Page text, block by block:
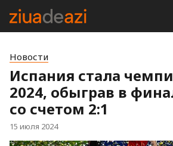
Новости
Испания стала
2024, обыграв в
со счетом 2:1
15 июля 2024